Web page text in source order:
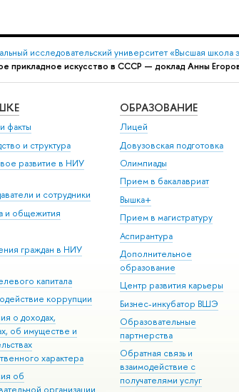
исследовательский университет «Высшая школа
прикладное искусство в СССР — доклад Анны
факты
и структура
развитие в НИУ
и сотрудники
и общежития
граждан в НИУ
капитала
коррупции
о доходах,
об имуществе и
характера
об
организации
ОБРАЗОВАНИЕ
Лицей
Довузовская подготовка
Олимпиады
Прием в бакалавриат
Вышка+
Прием в магистратуру
Аспирантура
Дополнительное
образование
Центр развития карьеры
Бизнес-инкубатор ВШЭ
Образовательные
партнерства
Обратная связь и
взаимодействие с
получателями услуг